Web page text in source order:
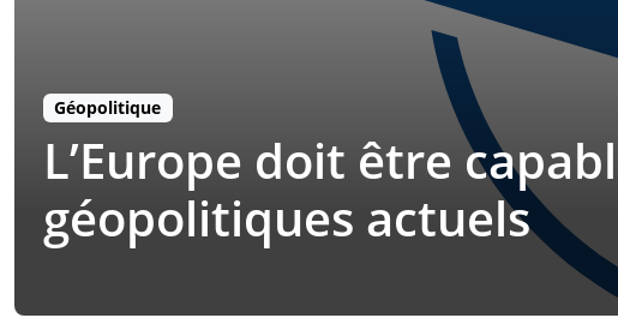
Géopolitique
L’Europe doit être
géopolitiques actuels